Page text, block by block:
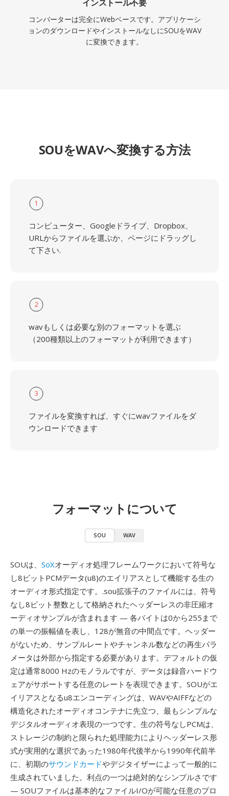
インストール不要
コンバーターは完全にWebベースです。アプリケーシ
ョンのダウンロードやインストールなしにSOUをWAV
に変換できます。
SOUをWAVへ変換する方法
1
コンピューター、Googleドライブ、Dropbox、
URLからファイルを選ぶか、ページにドラッグし
て下さい.
2
wavもしくは必要な別のフォーマットを選ぶ
（200種類以上のフォーマットが利用できます）
3
ファイルを変換すれば、すぐにwavファイルをダ
ウンロードできます
フォーマットについて
SOU WAV
SOUは、 SoXオーディオ処理フレームワークにおいて符号な
し8ビットPCMデータ(u8)のエイリアスとして機能する生の
オーディオ形式指定です。.sou拡張子のファイルには、符号
なし8ビット整数として格納されたヘッダーレスの非圧縮オ
ーディオサンプルが含まれます — 各バイトは0から255まで
の単一の振幅値を表し、128が無音の中間点です。ヘッダー
がないため、サンプルレートやチャンネル数などの再生パラ
メータは外部から指定する必要があります。デフォルトの仮
定は通常8000 Hzのモノラルですが、データは録音ハードウ
ェアがサポートする任意のレートを表現できます。SOUがエ
イリアスとなるu8エンコーディングは、WAVやAIFFなどの
構造化されたオーディオコンテナに先立つ、最もシンプルな
デジタルオーディオ表現の一つです。生の符号なしPCMは、
ストレージの制約と限られた処理能力によりヘッダーレス形
式が実用的な選択であった1980年代後半から1990年代前半
に、初期のサウンドカードやデジタイザーによって一般的に
生成されていました。利点の一つは絶対的なシンプルさです
— SOUファイルは基本的なファイルI/Oが可能な任意のプロ